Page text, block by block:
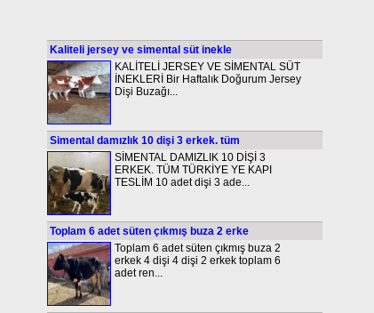
Kaliteli jersey ve simental süt inekle
KALİTELİ JERSEY VE SİMENTAL SÜT
İNEKLERİ Bir Haftalık Doğurum Jersey
Dişi Buzağı...
Simental damızlık 10 dişi 3 erkek. tüm
SİMENTAL DAMIZLIK 10 DİŞİ 3
ERKEK. TÜM TÜRKİYE YE KAPI
TESLİM 10 adet dişi 3 ade...
Toplam 6 adet süten çıkmış buza 2 erke
Toplam 6 adet süten çıkmış buza 2
erkek 4 dişi 4 dişi 2 erkek toplam 6
adet ren...